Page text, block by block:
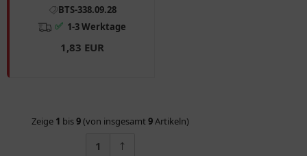
BTS-338.09.28
✅ 1-3 Werktage
1,83 EUR
Zeige 1 bis9(von insgesamt 9Artikeln)
1